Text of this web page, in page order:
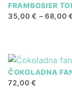
FRAMBOSIER
35,00€ – 68,00
više
varijanti.
Opcije
ČOKOLADNA
72,00€